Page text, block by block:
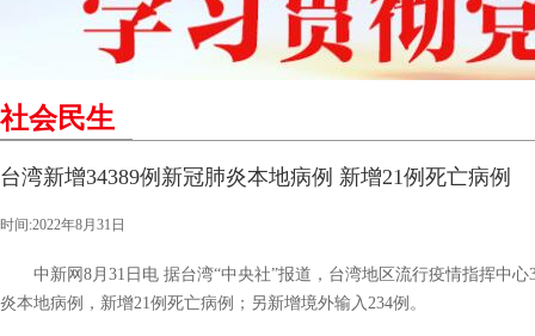
社会民生
台湾新增34389例新冠肺炎本地病例 新增21例死亡病例
时间:2022年8月31日
中新网8月31日电 据台湾“中央社”报道，台湾地区流行疫情指挥中心
炎本地病例，新增21例死亡病例；另新增境外输入234例。